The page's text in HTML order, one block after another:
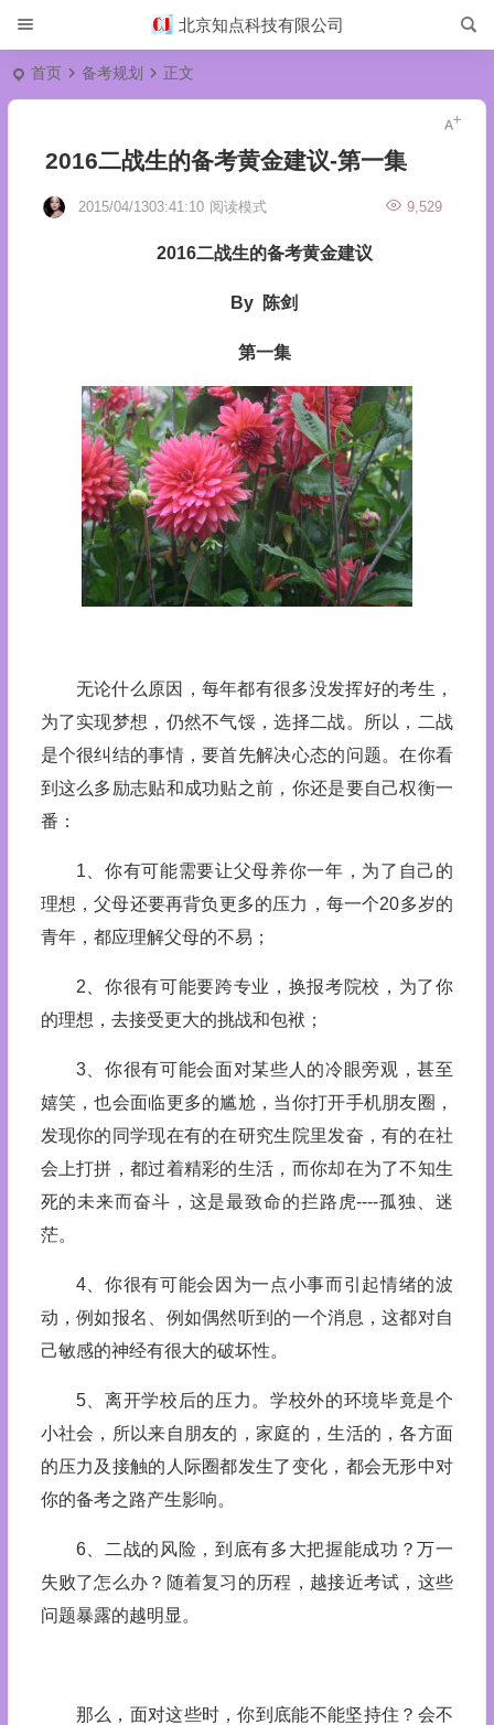
北京知点科技有限公司
首页 备考规划 正文
2016二战生的备考黄金建议-第一集
2015/04/1303:41:10 9,529
阅读模式
2016二战生的备考黄金建议
By 陈剑
第一集
无论什么原因，每年都有很多没发挥好的考生，
为了实现梦想，仍然不气馁，选择二战。所以，二战
是个很纠结的事情，要首先解决心态的问题。在你看
到这么多励志贴和成功贴之前，你还是要自己权衡一
番：
1、你有可能需要让父母养你一年，为了自己的
理想，父母还要再背负更多的压力，每一个20多岁的
青年，都应理解父母的不易；
2、你很有可能要跨专业，换报考院校，为了你
的理想，去接受更大的挑战和包袱；
3、你很有可能会面对某些人的冷眼旁观，甚至
嬉笑，也会面临更多的尴尬，当你打开手机朋友圈，
发现你的同学现在有的在研究生院里发奋，有的在社
会上打拼，都过着精彩的生活，而你却在为了不知生
死的未来而奋斗，这是最致命的拦路虎----孤独、迷
茫。
4、你很有可能会因为一点小事而引起情绪的波
动，例如报名、例如偶然听到的一个消息，这都对自
己敏感的神经有很大的破坏性。
5、离开学校后的压力。学校外的环境毕竟是个
小社会，所以来自朋友的，家庭的，生活的，各方面
的压力及接触的人际圈都发生了变化，都会无形中对
你的备考之路产生影响。
6、二战的风险，到底有多大把握能成功？万一
失败了怎么办？随着复习的历程，越接近考试，这些
问题暴露的越明显。
那么，面对这些时，你到底能不能坚持住？会不